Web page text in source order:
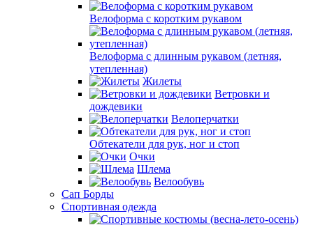
Велоформа с коротким рукавом
Велоформа с длинным рукавом (летняя,
утепленная)
Жилеты
Ветровки и
дождевики
Велоперчатки
Обтекатели для рук, ног и стоп
Очки
Шлема
Велообувь
Сап Борды
Спортивная одежда